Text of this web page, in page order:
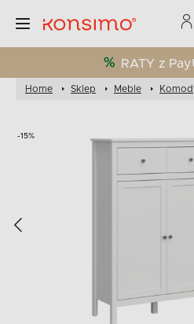
RATY z
Home Sklep Meble
-15%